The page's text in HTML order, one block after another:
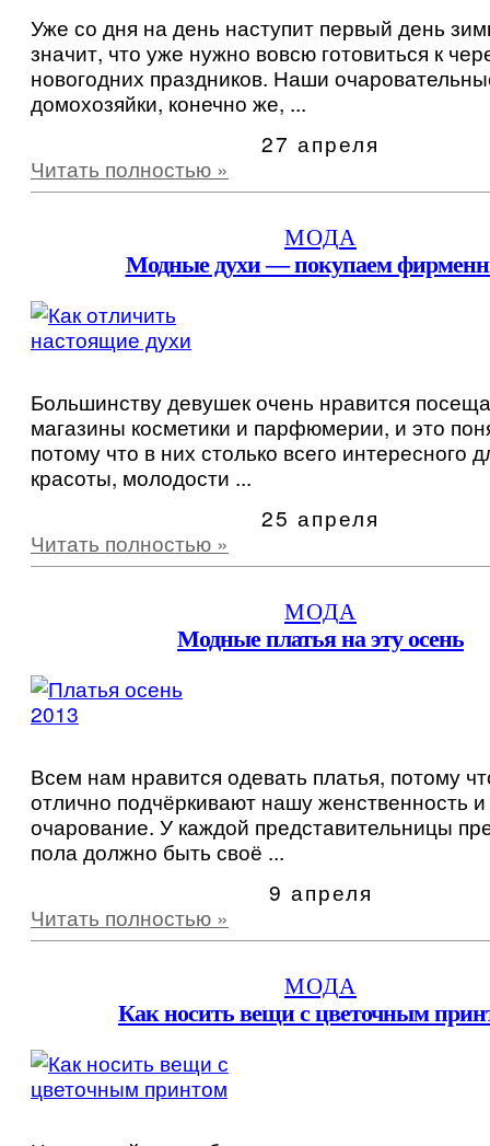
Уже со дня на день наступит первый день
значит, что уже нужно вовсю готовиться к
новогодних праздников. Наши
домохозяйки, конечно же, ...
27 апреля
Читать полностью »
МОДА
Модные духи — покупаем
Большинству девушек очень нравится
магазины косметики и парфюмерии, и это
потому что в них столько всего интересного
красоты, молодости ...
25 апреля
Читать полностью »
МОДА
Модные платья на эту осень
Всем нам нравится одевать платья, потому
отлично подчёркивают нашу женственность и
очарование. У каждой представительницы
пола должно быть своё ...
9 апреля
Читать полностью »
МОДА
Как носить вещи с цветочным